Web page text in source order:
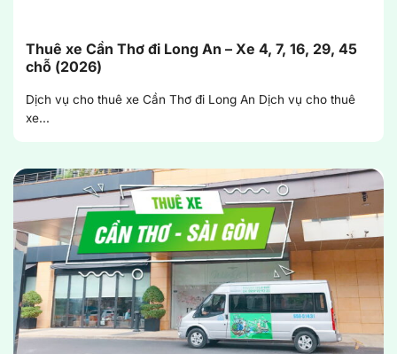
Thuê xe Cần Thơ đi Long An – Xe 4, 7, 16, 29, 45
chỗ (2026)
Dịch vụ cho thuê xe Cần Thơ đi Long An Dịch vụ cho thuê
xe...